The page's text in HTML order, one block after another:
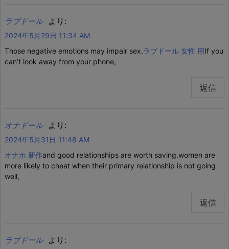
ラブドール より:
2024年5月29日 11:34 AM
Those negative emotions may impair sex.ラブドール 女性 用If you
can’t look away from your phone,
返信
オナドール より:
2024年5月31日 11:48 AM
オナホ 新作and good relationships are worth saving.women are
more likely to cheat when their primary relationship is not going
well,
返信
ラブドール より: